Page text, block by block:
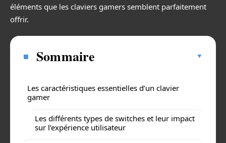
éléments que les claviers gamers semblent parfaitement
offrir.
Sommaire
Les caractéristiques essentielles d’un clavier
gamer
Les différents types de switches et leur impact
sur l’expérience utilisateur